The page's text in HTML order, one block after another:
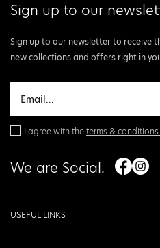
Sign up to our
Sign up to our newsletter to receive
new collections and offers right in
I agree with theterms & conditions.
We are Social.
USEFUL LINKS